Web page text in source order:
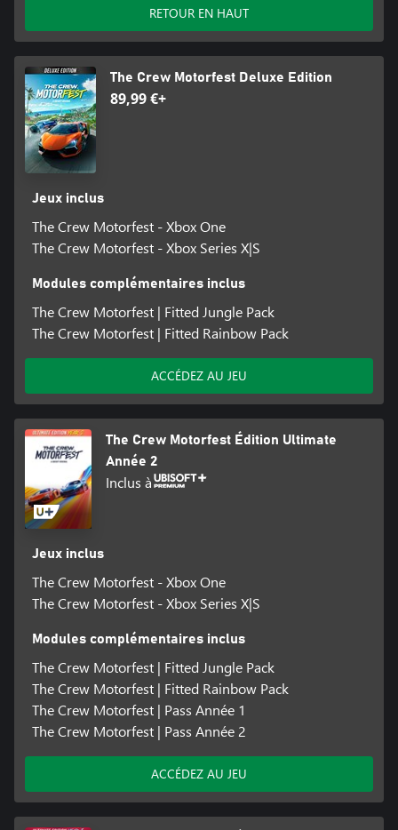
RETOUR EN HAUT
The Crew Motorfest Deluxe Edition
89,99 €+
Jeux inclus
The Crew Motorfest - Xbox One
The Crew Motorfest - Xbox Series X|S
Modules complémentaires inclus
The Crew Motorfest | Fitted Jungle Pack
The Crew Motorfest | Fitted Rainbow Pack
ACCÉDEZ AU JEU
The Crew Motorfest Édition Ultimate
Année 2
Inclus à
Jeux inclus
The Crew Motorfest - Xbox One
The Crew Motorfest - Xbox Series X|S
Modules complémentaires inclus
The Crew Motorfest | Fitted Jungle Pack
The Crew Motorfest | Fitted Rainbow Pack
The Crew Motorfest | Pass Année 1
The Crew Motorfest | Pass Année 2
ACCÉDEZ AU JEU